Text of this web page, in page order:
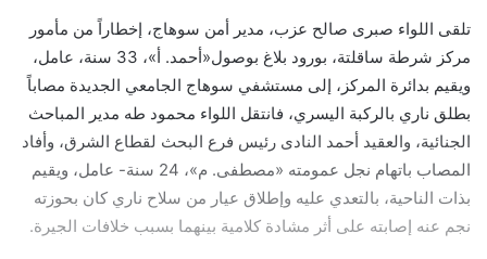
تلقى اللواء صبرى صالح عزب، مدير أمن سوهاج، إخطاراً من مأمور
مركز شرطة ساقلتة، بورود بلاغ بوصول«أحمد. أ»، 33 سنة، عامل،
ويقيم بدائرة المركز، إلى مستشفي سوهاج الجامعي الجديدة مصاباً
بطلق ناري بالركبة اليسري، فانتقل اللواء محمود طه مدير المباحث
الجنائية، والعقيد أحمد النادى رئيس فرع البحث لقطاع الشرق، وأفاد
المصاب باتهام نجل عمومته «مصطفى. م»، 24 سنة- عامل، ويقيم
بذات الناحية، بالتعدي عليه وإطلاق عيار من سلاح ناري كان بحوزته
نجم عنه إصابته على أثر مشادة كلامية بينهما بسبب خلافات الجيرة.